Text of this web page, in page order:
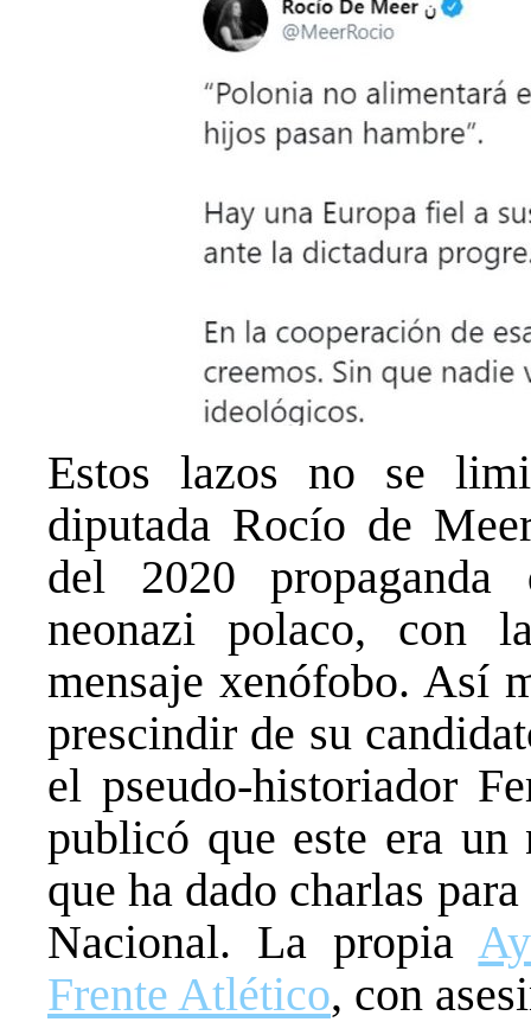
Estos lazos no se
diputada Rocío de
del 2020
neonazi polaco, con
mensaje xenófobo. Así
prescindir de su
el pseudo-historiador
publicó que este era
que ha dado charlas
Nacional. La propia
Frente Atlético, con